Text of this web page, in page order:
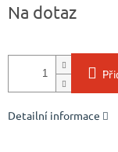
cena:
Na dotaz
Detailní informace